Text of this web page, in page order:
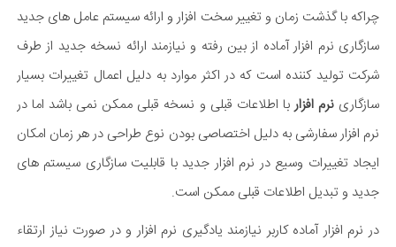
چراکه با گذشت زمان و تغییر سخت افزار و ارائه سیستم عامل های جدید
سازگاری نرم افزار آماده از بین رفته و نیازمند ارائه نسخه جدید از طرف
شرکت تولید کننده است که در اکثر موارد به دلیل اعمال تغییرات بسیار
سازگاری نرم افزار با اطلاعات قبلی و نسخه قبلی ممکن نمی باشد اما در
نرم افزار سفارشی به دلیل اختصاصی بودن نوع طراحی در هر زمان امکان
ایجاد تغییرات وسیع در نرم افزار جدید با قابلیت سازگاری سیستم های
جدید و تبدیل اطلاعات قبلی ممکن است.
در نرم افزار آماده کاربر نیازمند یادگیری نرم افزار و در صورت نیاز ارتقاء